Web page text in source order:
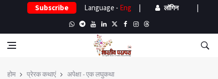
Subscribe Language - Eng | लॉगिन |
होम प्रेरक कथाएं अपेक्षा - एक लघुकथा